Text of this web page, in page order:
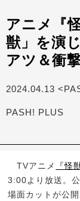
アニメ『
獣」を演
アツ＆衝
2024.04.13
PASH! PLUS
TVアニメ 『怪
3:00より放送。
場面カットが公開